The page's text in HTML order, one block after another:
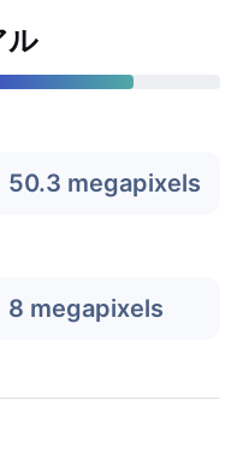
ル
50.3 megapixels
8 megapixels